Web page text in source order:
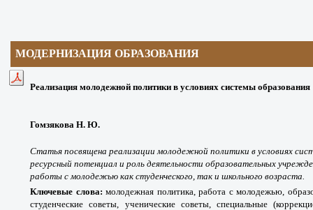
МОДЕРНИЗАЦИЯ ОБРАЗОВАНИЯ
Реализация молодежной политики в условиях системы образования
Гомзякова Н. Ю.
Статья посвящена реализации молодежной политики в условиях
ресурсный потенциал и роль деятельности образовательных
работы с молодежью как студенческого, так и школьного возраста.
Ключевые слова:молодежная политика, работа с молодежью,
студенческие советы, ученические советы, специальные